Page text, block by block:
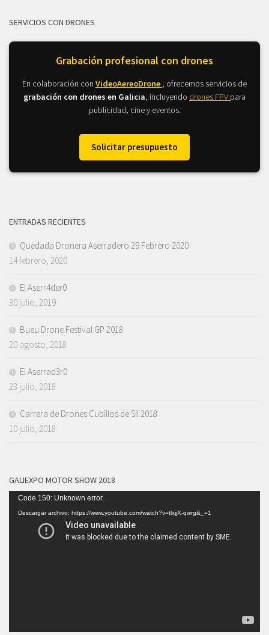
SERVICIOS CON DRONES
Grabación profesional con drones
En colaboración con VideoAereoDrone , ofrecemos servicios de
grabación con drones en Galicia, incluyendo drones FPV para
publicidad, cine y eventos.
Solicitar presupuesto
ENTRADAS RECIENTES
Quedada Dronera Aserradero 29 Febrero 2020
14 febrero, 2020
El Aserr4der0
30 julio, 2019
Bueu Drone Festival GP 2018
20 agosto, 2018
El Aserrad3r0
23 julio, 2018
Carrera de Drones Cubillos de Sil 2018
10 julio, 2018
GALIEXPO MOTOR SHOW 2018
Reproductor
Code 150: Unknown error.
Descargar archivo: https://www.youtube.com/watch?v=tlxjjX-qwrg&_=1